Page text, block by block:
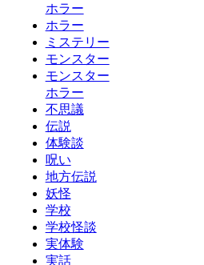
ホラー
ホラー
ミステリー
モンスター
モンスター
ホラー
不思議
伝説
体験談
呪い
地方伝説
妖怪
学校
学校怪談
実体験
実話